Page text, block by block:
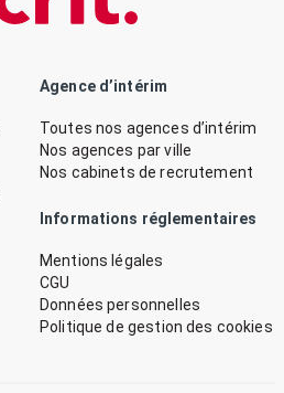
Agence d’intérim
Toutes nos agences d’intérim
Nos agences par ville
Nos cabinets de recrutement
Informations réglementaires
Mentions légales
CGU
Données personnelles
Politique de gestion des cookies